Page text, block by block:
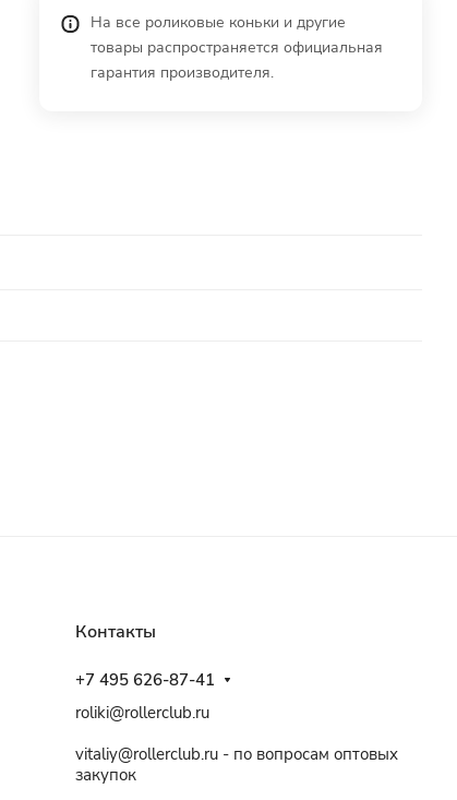
На все роликовые коньки и другие
товары распространяется официальная
гарантия производителя.
Контакты
+7 495 626-87-41
roliki@rollerclub.ru
vitaliy@rollerclub.ru - по вопросам оптовых
закупок